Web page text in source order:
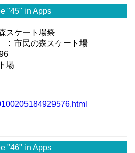
"45" in Apps
スケート場祭
: 市民の森スケート場
場
"46" in Apps